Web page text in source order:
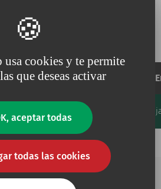
usa cookies y te permite
que deseas activar
aceptar todas
todas las cookies
Campo
cm
Orificio
cm
Unidades/
40 x 40 Ø6